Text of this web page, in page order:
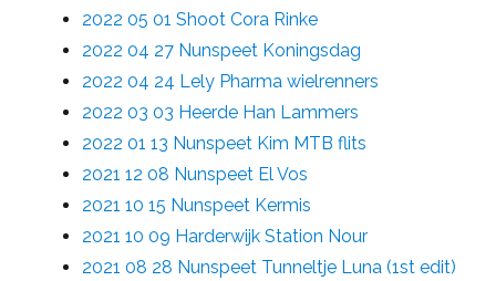
2022 05 01 Shoot Cora Rinke
2022 04 27 Nunspeet Koningsdag
2022 04 24 Lely Pharma wielrenners
2022 03 03 Heerde Han Lammers
2022 01 13 Nunspeet Kim MTB flits
2021 12 08 Nunspeet El Vos
2021 10 15 Nunspeet Kermis
2021 10 09 Harderwijk Station Nour
2021 08 28 Nunspeet Tunneltje Luna (1st edit)